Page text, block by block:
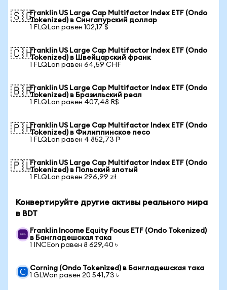
🇸🇬Franklin US Large Cap Multifactor Index ETF (Ondo
Tokenized) в Сингапурский доллар
1 FLQLon равен 102,17 $
🇨🇭Franklin US Large Cap Multifactor Index ETF (Ondo
Tokenized) в Швейцарский франк
1 FLQLon равен 64,59 CHF
🇧🇷Franklin US Large Cap Multifactor Index ETF (Ondo
Tokenized) в Бразильский реал
1 FLQLon равен 407,48 R$
🇵🇭Franklin US Large Cap Multifactor Index ETF (Ondo
Tokenized) в Филиппинское песо
1 FLQLon равен 4 852,73 ₱
🇵🇱Franklin US Large Cap Multifactor Index ETF (Ondo
Tokenized) в Польский злотый
1 FLQLon равен 296,99 zł
Конвертируйте другие активы реального мира
в BDT
Franklin Income Equity Focus ETF (Ondo Tokenized)
в Бангладешская така
1 INCEon равен 8 629,40 ৳
Corning (Ondo Tokenized) в Бангладешская така
1 GLWon равен 20 541,73 ৳